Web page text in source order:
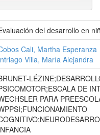
del desarrollo en
Cali, Martha Esperanza
Villa, María Alejandra
DE
PARA